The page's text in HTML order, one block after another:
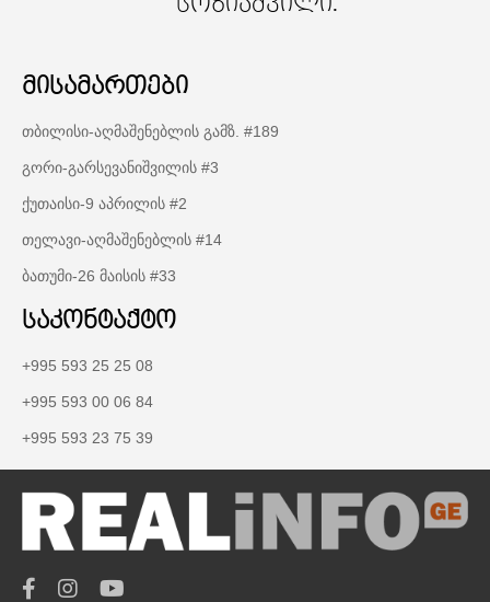
მისამართები
თბილისი-აღმაშენებლის გამზ. #189
გორი-გარსევანიშვილის #3
ქუთაისი-9 აპრილის #2
თელავი-აღმაშენებლის #14
ბათუმი-26 მაისის #33
საკონტაქტო
+995 593 25 25 08
+995 593 00 06 84
+995 593 23 75 39